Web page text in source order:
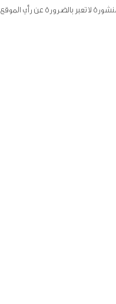
لا تعبر بالضرورة عن رأي الموقع